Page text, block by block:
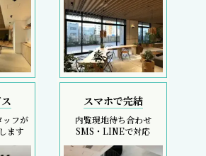
ッフが
ます
スマホで完結
内覧現地待ち合わせ
SMS・LINEで対応